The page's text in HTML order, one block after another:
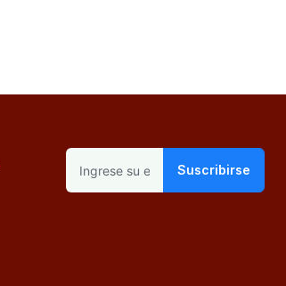
Suscribirse